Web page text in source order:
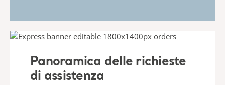
Panoramica delle richieste
di assistenza